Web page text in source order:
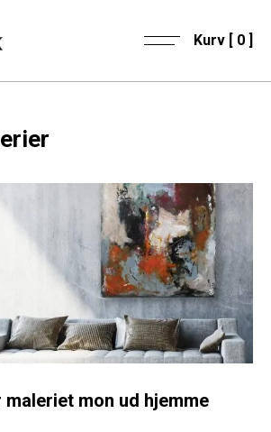
Kurv [ 0]
mon ud hjemme